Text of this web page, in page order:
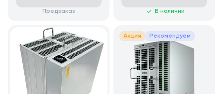
Предзаказ В наличии
Акция Рекомендуем